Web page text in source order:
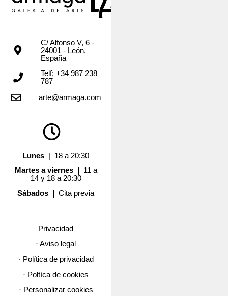
C/ Alfonso V, 6 -
24001 - León,
España
Telf: +34 987 238
787
arte@armaga.com
Lunes | 18 a 20:30
Martes a viernes | 11 a
14 y 18 a 20:30
Sábados |Cita previa
Privacidad
· Aviso legal
· Política de privacidad
· Poltíca de cookies
· Personalizar cookies